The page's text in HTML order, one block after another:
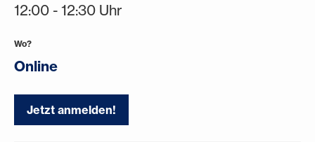
12:00 - 12:30 Uhr
Wo?
Online
Jetzt anmelden!